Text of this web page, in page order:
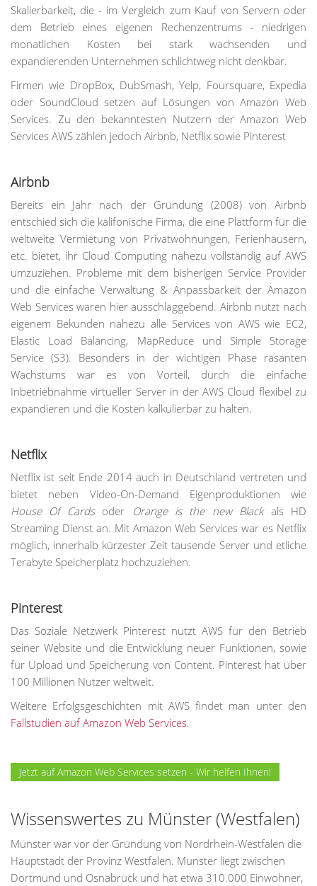
Skalierbarkeit, die - im Vergleich zum Kauf von Servern oder
dem Betrieb eines eigenen Rechenzentrums - niedrigen
monatlichen Kosten bei stark wachsenden und
expandierenden Unternehmen schlichtweg nicht denkbar.
Firmen wie DropBox, DubSmash, Yelp, Foursquare, Expedia
oder SoundCloud setzen auf Lösungen von Amazon Web
Services. Zu den bekanntesten Nutzern der Amazon Web
Services AWS zählen jedoch Airbnb, Netflix sowie Pinterest
Airbnb
Bereits ein Jahr nach der Gründung (2008) von Airbnb
entschied sich die kalifonische Firma, die eine Plattform für die
weltweite Vermietung von Privatwohnungen, Ferienhäusern,
etc. bietet, ihr Cloud Computing nahezu vollständig auf AWS
umzuziehen. Probleme mit dem bisherigen Service Provider
und die einfache Verwaltung & Anpassbarkeit der Amazon
Web Services waren hier ausschlaggebend. Airbnb nutzt nach
eigenem Bekunden nahezu alle Services von AWS wie EC2,
Elastic Load Balancing, MapReduce und Simple Storage
Service (S3). Besonders in der wichtigen Phase rasanten
Wachstums war es von Vorteil, durch die einfache
Inbetriebnahme virtueller Server in der AWS Cloud flexibel zu
expandieren und die Kosten kalkulierbar zu halten.
Netflix
Netflix ist seit Ende 2014 auch in Deutschland vertreten und
bietet neben Video-On-Demand Eigenproduktionen wie
House Of Cardsoder Orange is the new Blackals HD
Streaming Dienst an. Mit Amazon Web Services war es Netflix
möglich, innerhalb kürzester Zeit tausende Server und etliche
Terabyte Speicherplatz hochzuziehen.
Pinterest
Das Soziale Netzwerk Pinterest nutzt AWS für den Betrieb
seiner Website und die Entwicklung neuer Funktionen, sowie
für Upload und Speicherung von Content. Pinterest hat über
100 Millionen Nutzer weltweit.
Weitere Erfolgsgeschichten mit AWS findet man unter den
Fallstudien auf Amazon Web Services.
Jetzt auf Amazon Web Services setzen - Wir helfen Ihnen!
Wissenswertes zu Münster (Westfalen)
Münster war vor der Gründung von Nordrhein-Westfalen die
Hauptstadt der Provinz Westfalen. Münster liegt zwischen
Dortmund und Osnabrück und hat etwa 310.000 Einwohner,